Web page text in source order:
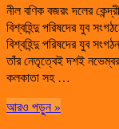
নীল বণিক বজরং দলের
বিশ্বহিন্দু পরিষদের যুব
বিশ্বহিন্দু পরিষদের যুব
তাঁর নেতৃত্বেই দশই নভেম্বর
কলকাতা সহ …
আরও পড়ুন »